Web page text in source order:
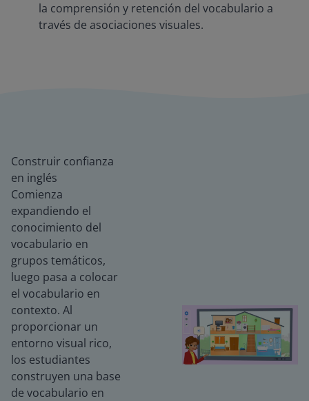
la comprensión y retención del vocabulario a
través de asociaciones visuales.
Construir confianza
en inglés
Comienza
expandiendo el
conocimiento del
vocabulario en
grupos temáticos,
luego pasa a colocar
el vocabulario en
contexto. Al
proporcionar un
entorno visual rico,
los estudiantes
construyen una base
de vocabulario en